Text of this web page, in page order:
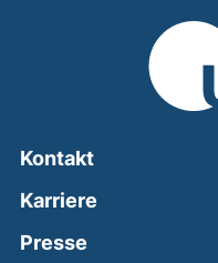
Kontakt
Karriere
Presse